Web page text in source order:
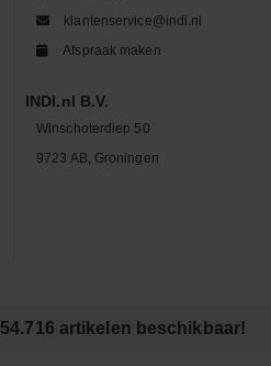
klantenservice@indi.nl
Afspraak maken
INDI.nl B.V.
Winschoterdiep 50
9723 AB, Groningen
artikelen beschikbaar!